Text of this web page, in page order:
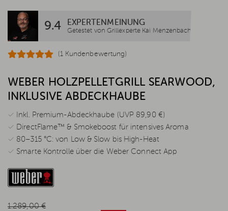
9.4 EXPERTENMEINUNG
Getestet von Grillexperte Kai Menzenbach
(1 Kundenbewertung)
WEBER HOLZPELLETGRILL SEARWOOD,
INKLUSIVE ABDECKHAUBE
✓ Inkl. Premium-Abdeckhaube (UVP 89,90 €)
✓ DirectFlame™ & Smokeboost für intensives Aroma
✓ 80–315 °C: von Low & Slow bis High-Heat
✓ Smarte Kontrolle über die Weber Connect App
1.289,00 €